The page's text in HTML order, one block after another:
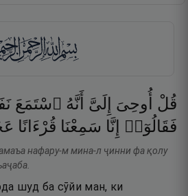
قُلْ أُوحِىَ إِلَىَّ أَنَّهُ ٱسْتَمَعَ
فَقَالُوٓا۟ إِنَّا سَمِعْنَا قُرْءَانًا
нафару-м мина-л ҷинни фа қолу
шуд ба сӯйи ман, ки